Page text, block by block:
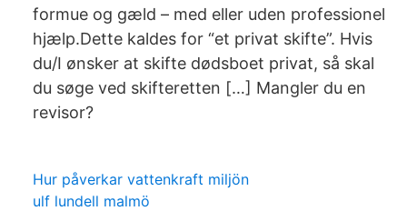
formue og gæld – med eller uden professionel
hjælp.Dette kaldes for “et privat skifte”. Hvis
du/I ønsker at skifte dødsboet privat, så skal
du søge ved skifteretten […] Mangler du en
revisor?
Hur påverkar vattenkraft miljön
ulf lundell malmö